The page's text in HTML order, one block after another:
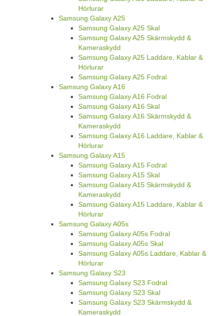
Hörlurar
Samsung Galaxy A25
Samsung Galaxy A25 Skal
Samsung Galaxy A25 Skärmskydd &
Kameraskydd
Samsung Galaxy A25 Laddare, Kablar &
Hörlurar
Samsung Galaxy A25 Fodral
Samsung Galaxy A16
Samsung Galaxy A16 Fodral
Samsung Galaxy A16 Skal
Samsung Galaxy A16 Skärmskydd &
Kameraskydd
Samsung Galaxy A16 Laddare, Kablar &
Hörlurar
Samsung Galaxy A15
Samsung Galaxy A15 Fodral
Samsung Galaxy A15 Skal
Samsung Galaxy A15 Skärmskydd &
Kameraskydd
Samsung Galaxy A15 Laddare, Kablar &
Hörlurar
Samsung Galaxy A05s
Samsung Galaxy A05s Fodral
Samsung Galaxy A05s Skal
Samsung Galaxy A05s Laddare, Kablar &
Hörlurar
Samsung Galaxy S23
Samsung Galaxy S23 Fodral
Samsung Galaxy S23 Skal
Samsung Galaxy S23 Skärmskydd &
Kameraskydd